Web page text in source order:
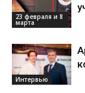
23 февраля и 8
марта
Интервью